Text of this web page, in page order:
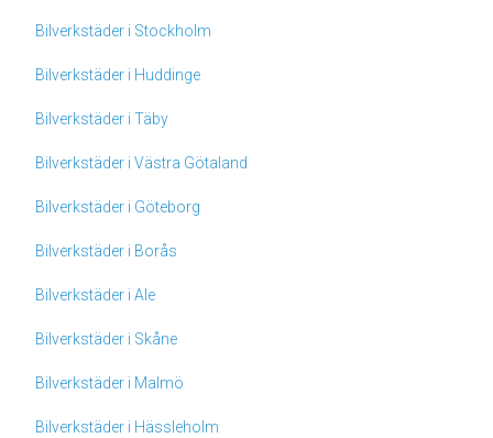
Bilverkstäder i Stockholm
Bilverkstäder i Huddinge
Bilverkstäder i Täby
Bilverkstäder i Västra Götaland
Bilverkstäder i Göteborg
Bilverkstäder i Borås
Bilverkstäder i Ale
Bilverkstäder i Skåne
Bilverkstäder i Malmö
Bilverkstäder i Hässleholm